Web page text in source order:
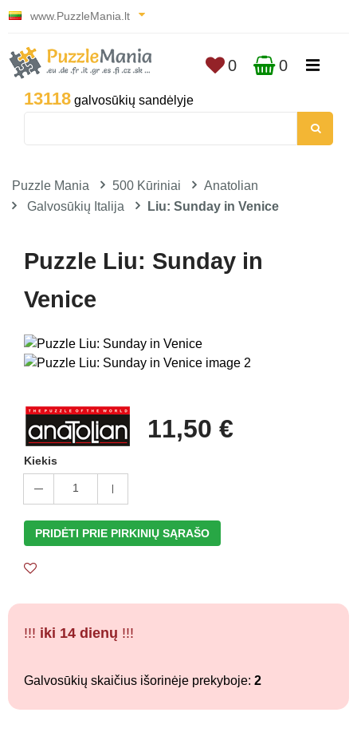
www.PuzzleMania.lt
13118 galvosūkių sandėlyje
0 0
Puzzle Mania 500 Kūriniai
Anatolian
Galvosūkių Italija
Liu: Sunday in Venice
Puzzle Liu: Sunday in
Venice
11,50 €
Kiekis
1
PRIDĖTI PRIE PIRKINIŲ SĄRAŠO
!!! iki 14 dienų !!!
Galvosūkių skaičius išorinėje prekyboje: 2